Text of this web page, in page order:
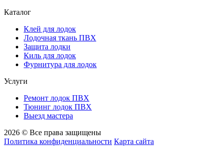
Каталог
Клей для лодок
Лодочная ткань ПВХ
Защита лодки
Киль для лодок
Фурнитура для лодок
Услуги
Ремонт лодок ПВХ
Тюнинг лодок ПВХ
Выезд мастера
2026 © Все права защищены
Политика конфиденциальности Карта сайта